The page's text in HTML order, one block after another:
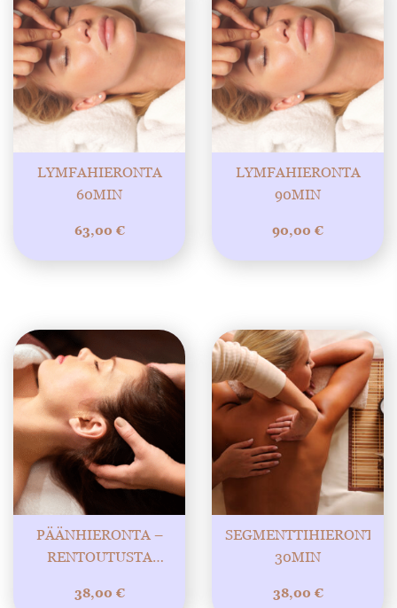
LYMFAHIERONTA
60MIN
63,00 €
LYMFAHIERONTA
90MIN
90,00 €
PÄÄNHIERONTA –
RENTOUTUSTA
KEHOLLE 30MIN
38,00 €
SEGMENTTIHIERONTA
30MIN
38,00 €